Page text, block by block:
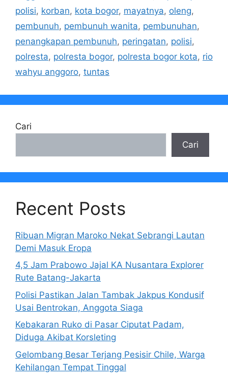
polisi, korban, kota bogor, mayatnya, oleng,
pembunuh, pembunuh wanita, pembunuhan,
penangkapan pembunuh, peringatan, polisi,
polresta, polresta bogor, polresta bogor kota, rio
wahyu anggoro, tuntas
Cari
Cari
Recent Posts
Ribuan Migran Maroko Nekat Sebrangi Lautan
Demi Masuk Eropa
4,5 Jam Prabowo Jajal KA Nusantara Explorer
Rute Batang-Jakarta
Polisi Pastikan Jalan Tambak Jakpus Kondusif
Usai Bentrokan, Anggota Siaga
Kebakaran Ruko di Pasar Ciputat Padam,
Diduga Akibat Korsleting
Gelombang Besar Terjang Pesisir Chile, Warga
Kehilangan Tempat Tinggal